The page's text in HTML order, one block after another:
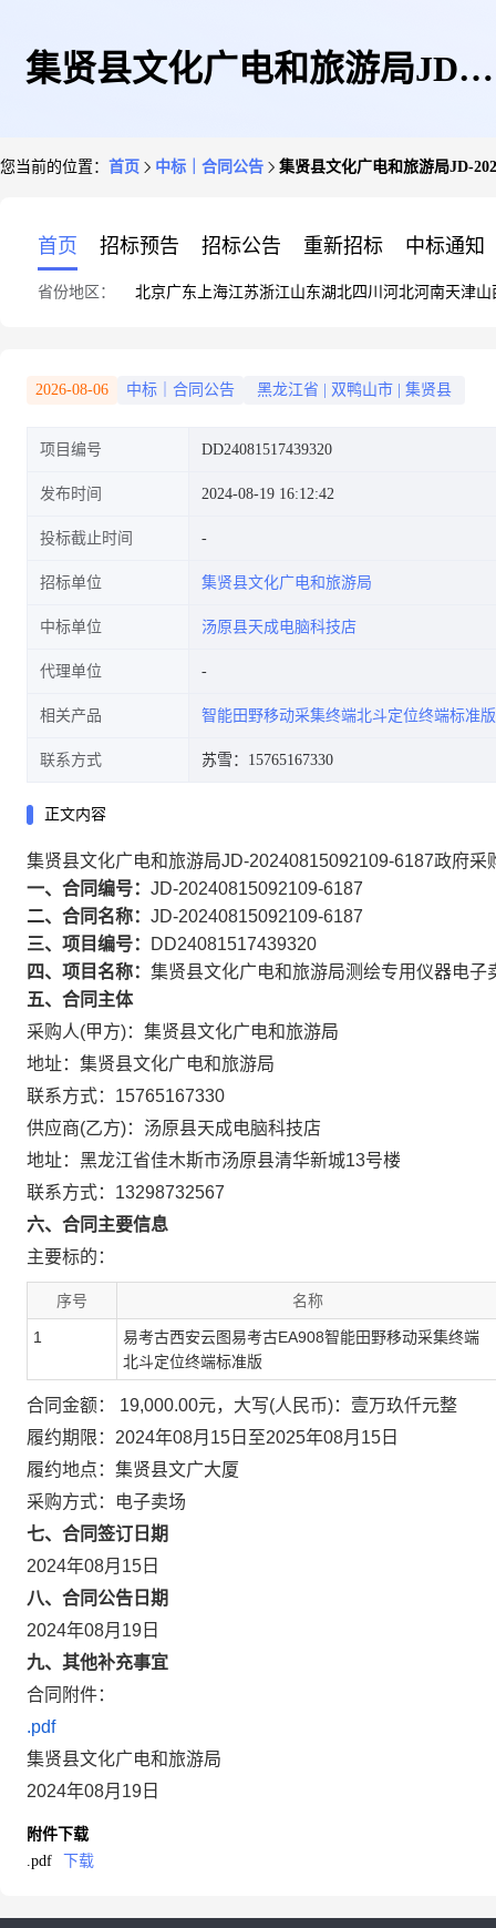
集贤县文化广电和旅游局JD-
您当前的位置： 首页 中标｜合同公告 集贤县文化广电和旅游局JD-
首页 招标预告 招标公告 重新招标 中标通知
省份地区： 北京广东 上海江苏浙江山东湖北四川 河北河南天津山
2026-08-06 中标｜合同公告 黑龙江省 双鸭山市 集贤县
项目编号 DD24081517439320
发布时间 2024-08-19 16:12:42
投标截止时间
招标单位 集贤县文化广电和旅游局
中标单位 汤原县天成电脑科技店
代理单位
相关产品 智能田野移动采集终端北斗定位终端标准版
联系方式 苏雪：15765167330
正文内容
集贤县文化广电和旅游局JD-20240815092109-6187政府采
一、合同编号： JD-20240815092109-6187
二、合同名称： JD-20240815092109-6187
三、项目编号：
DD24081517439320
四、项目名称： 集贤县文化广电和旅游局测绘专用仪器电子
五、合同主体
采购人(甲方)：集贤县文化广电和旅游局
地址：集贤县文化广电和旅游局
联系方式：15765167330
供应商(乙方)：汤原县天成电脑科技店
地址：黑龙江省佳木斯市汤原县清华新城13号楼
联系方式：13298732567
六、合同主要信息
主要标的：
序号 名称
1
易考古西安云图易考古EA908智能田野移动采集终端
北斗定位终端标准版
合同金额： 19,000.00元，大写(人民币)：壹万玖仟元整
履约期限：2024年08月15日至2025年08月15日
履约地点：集贤县文广大厦
采购方式：电子卖场
七、合同签订日期
2024年08月15日
八、合同公告日期
2024年08月19日
九、其他补充事宜
合同附件：
.pdf
集贤县文化广电和旅游局
2024年08月19日
附件下载
.pdf
下载